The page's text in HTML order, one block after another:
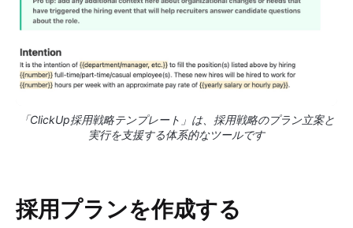
「ClickUp採用戦略テンプレート」は、採用戦略のプラン立案と
実行を支援する体系的なツールです
採用プランを作成する